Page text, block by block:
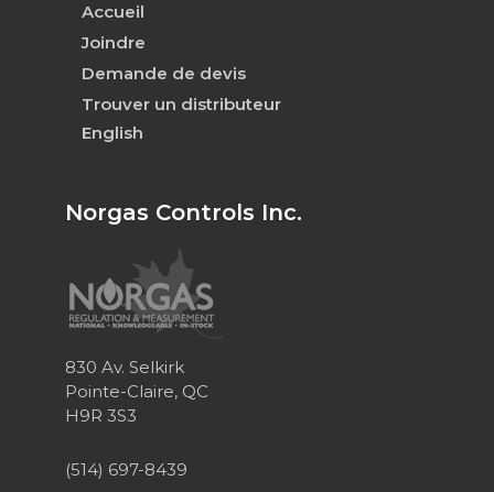
Accueil
Joindre
Demande de devis
Trouver un distributeur
English
Norgas Controls Inc.
830 Av. Selkirk
Pointe-Claire, QC
H9R 3S3
(514) 697-8439